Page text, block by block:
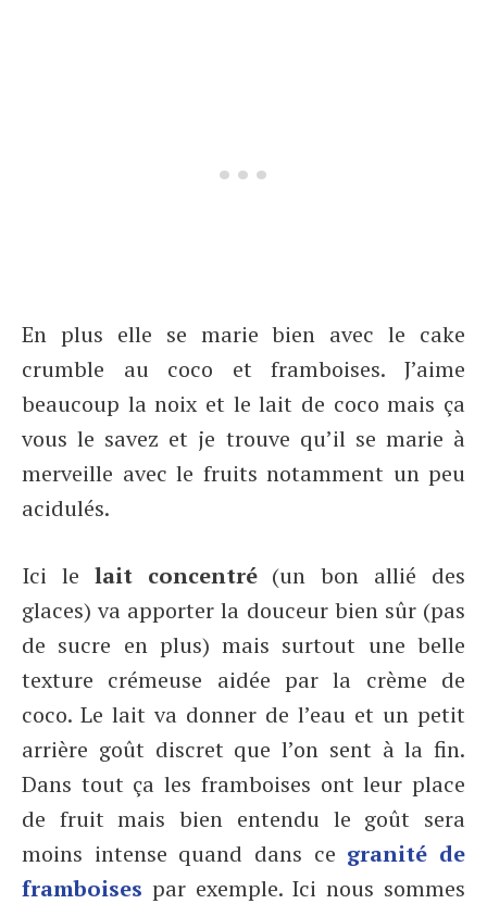
En plus elle se marie bien avec le cake
crumble au coco et framboises. J’aime
beaucoup la noix et le lait de coco mais ça
vous le savez et je trouve qu’il se marie à
merveille avec le fruits notamment un peu
acidulés.
Ici le lait concentré(un bon allié des
glaces) va apporter la douceur bien sûr (pas
de sucre en plus) mais surtout une belle
texture crémeuse aidée par la crème de
coco. Le lait va donner de l’eau et un petit
arrière goût discret que l’on sent à la fin.
Dans tout ça les framboises ont leur place
de fruit mais bien entendu le goût sera
moins intense quand dans ce granité de
framboises par exemple. Ici nous sommes